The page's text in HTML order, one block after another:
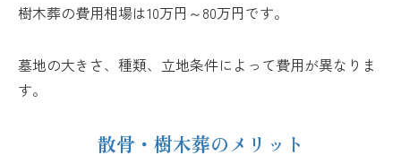
樹木葬の費用相場は10万円～80万円です。
墓地の大きさ、種類、立地条件によって費用が異なりま
す。
散骨・樹木葬のメリット